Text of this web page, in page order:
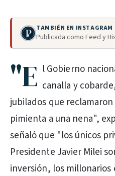
TAMBIÉN EN INSTAGRAM
Publicada como Feed y
"E l Gobierno
canalla y
jubilados que
pimienta a una nena",
señaló que "los únicos
Presidente Javier Milei
inversión, los millonarios